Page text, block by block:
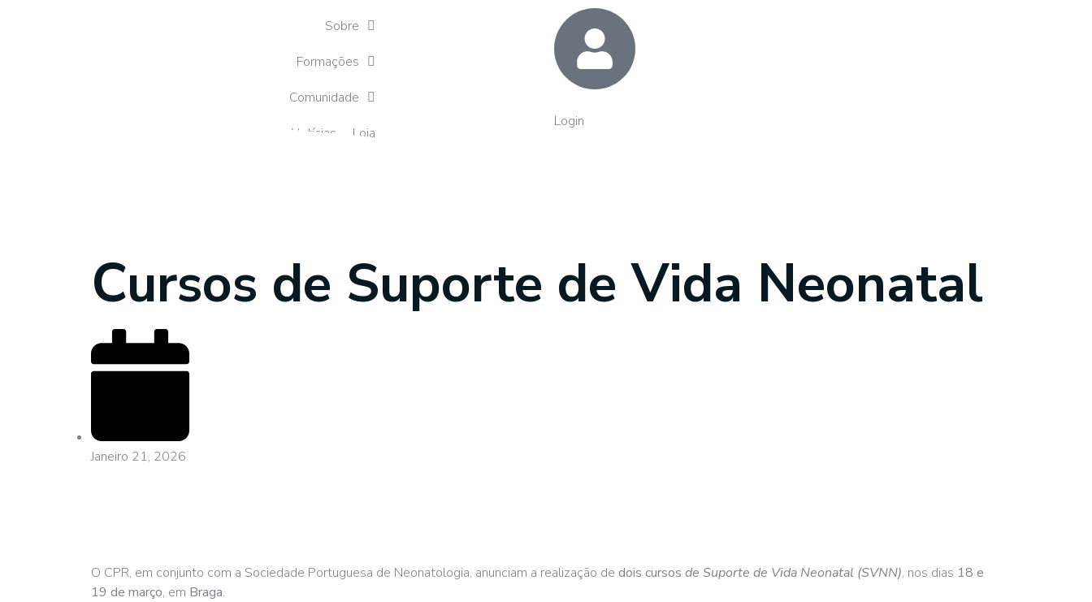
Sobre
Formações
Comunidade
Notícias
Loja
Login
Cursos de Suporte de Vida Neonatal
Janeiro 21, 2026
O CPR, em conjunto com a Sociedade Portuguesa de Neonatologia, anunciam a realização de dois cursos de Suporte de Vida Neonatal (SVNN), nos dias 18 e
19 de março, em Braga.